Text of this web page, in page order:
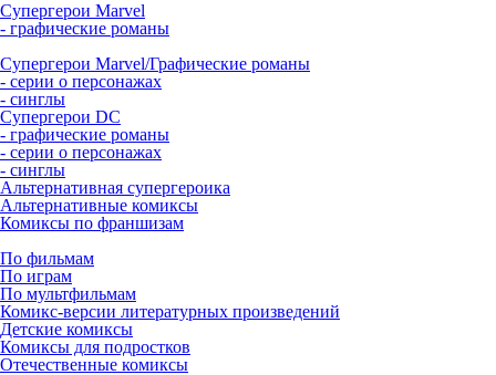
Супергерои Marvel
- графические романы
Супергерои Marvel/Графические романы
- серии о персонажах
- синглы
Супергерои DC
- графические романы
- серии о персонажах
- синглы
Альтернативная супергероика
Альтернативные комиксы
Комиксы по франшизам
По фильмам
По играм
По мультфильмам
Комикс-версии литературных произведений
Детские комиксы
Комиксы для подростков
Отечественные комиксы